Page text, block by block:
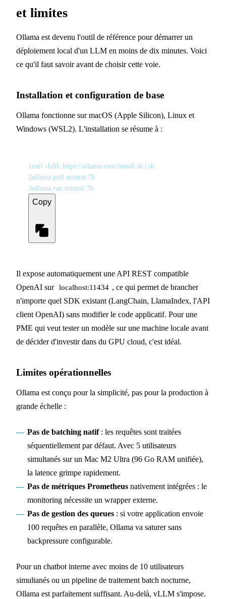
et limites
Ollama est devenu l'outil de référence pour démarrer un
déploiement local d'un LLM en moins de dix minutes. Voici
ce qu'il faut savoir avant de choisir cette voie.
Installation et configuration de base
Ollama fonctionne sur macOS (Apple Silicon), Linux et
Windows (WSL2). L'installation se résume à :
1curl -fsSL https://ollama.com/install.sh | sh
2ollama pull mistral:7b
3ollama run mistral:7b
Copy
Il expose automatiquement une API REST compatible
OpenAI sur localhost:11434 , ce qui permet de brancher
n'importe quel SDK existant (LangChain, LlamaIndex, l'API
client OpenAI) sans modifier le code applicatif. Pour une
PME qui veut tester un modèle sur une machine locale avant
de décider d'investir dans du GPU cloud, c'est idéal.
Limites opérationnelles
Ollama est conçu pour la simplicité, pas pour la production à
grande échelle :
Pas de batching natif: les requêtes sont traitées
séquentiellement par défaut. Avec 5 utilisateurs
simultanés sur un Mac M2 Ultra (96 Go RAM unifiée),
la latence grimpe rapidement.
Pas de métriques Prometheusnativement intégrées : le
monitoring nécessite un wrapper externe.
Pas de gestion des queues: si votre application envoie
100 requêtes en parallèle, Ollama va saturer sans
backpressure configurable.
Pour un chatbot interne avec moins de 10 utilisateurs
simultanés ou un pipeline de traitement batch nocturne,
Ollama est parfaitement suffisant. Au-delà, vLLM s'impose.